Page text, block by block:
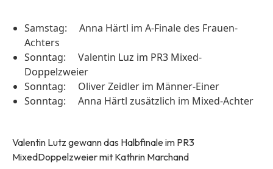
Samstag: Anna Härtl im A-Finale des Frauen-
Achters
Sonntag: Valentin Luz im PR3 Mixed-
Doppelzweier
Sonntag: Oliver Zeidler im Männer-Einer
Sonntag: Anna Härtl zusätzlich im Mixed-Achter
Valentin Lutz gewann das Halbfinale im PR3
MixedDoppelzweier mit Kathrin Marchand